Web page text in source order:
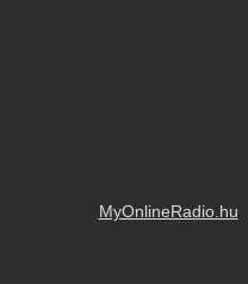
MyOnlineRadio.hu